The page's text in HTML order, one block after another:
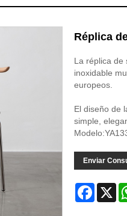
Réplica
La réplica de
inoxidable
europeos.
El diseño de
simple,
Enviar
X